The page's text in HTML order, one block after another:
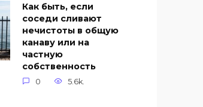
Как быть, если
соседи сливают
нечистоты в общую
канаву или на
частную
собственность
0 5.6k.